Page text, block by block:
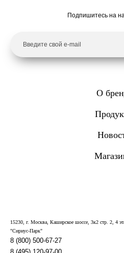
О
Подпишитесь на
15230, г. Москва, Каширское шоссе, 3к2 стр. 2, 4
"Сириус-Парк"
8 (800) 500-67-27